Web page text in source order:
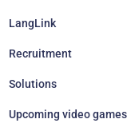
LangLink
Recruitment
Solutions
Upcoming video games